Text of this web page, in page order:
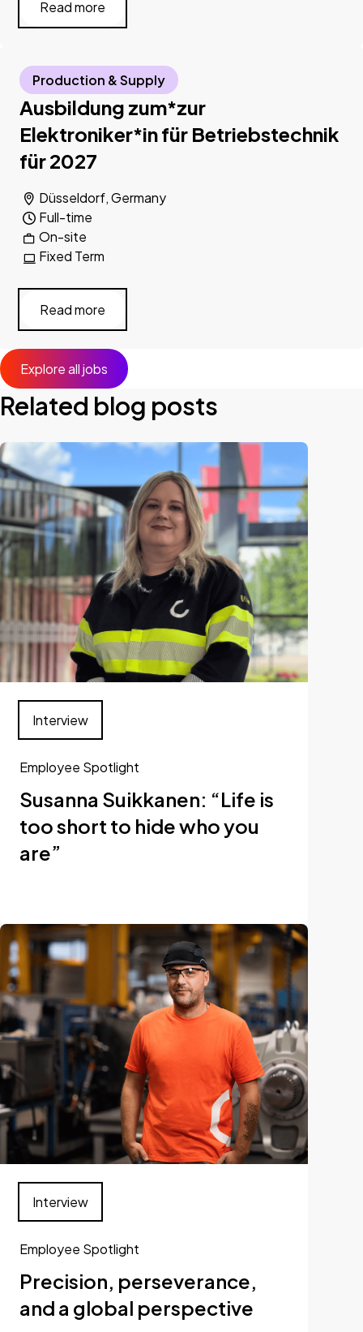
Read more
Ausbildung zum*zur
Elektroniker*in für Betriebstechnik
für 2027
Düsseldorf, Germany
On-site
Full-time
Fixed Term
Production & Supply
Read more
Explore all jobs
Related blog posts
Employee Spotlight
Susanna Suikkanen: “Life is
too short to hide who you
are”
Interview
Employee Spotlight
Precision, perseverance,
and a global perspective
Interview